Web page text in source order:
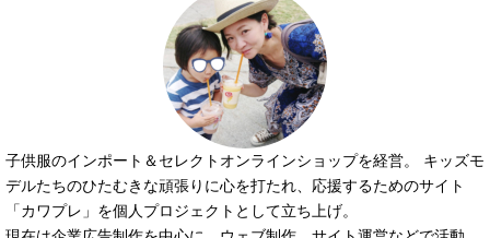
子供服のインポート＆セレクトオンラインショップを経営。 キッズモ
デルたちのひたむきな頑張りに心を打たれ、応援するためのサイト
「カワプレ」を個人プロジェクトとして立ち上げ。